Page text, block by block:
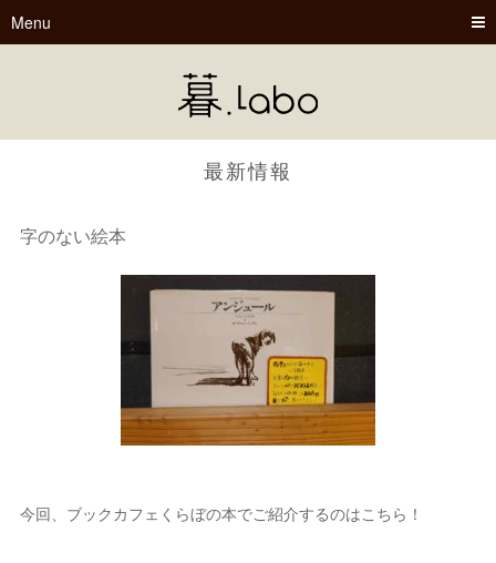
Menu
最新情報
字のない絵本
今回、ブックカフェくらぼの本でご紹介するのはこちら！